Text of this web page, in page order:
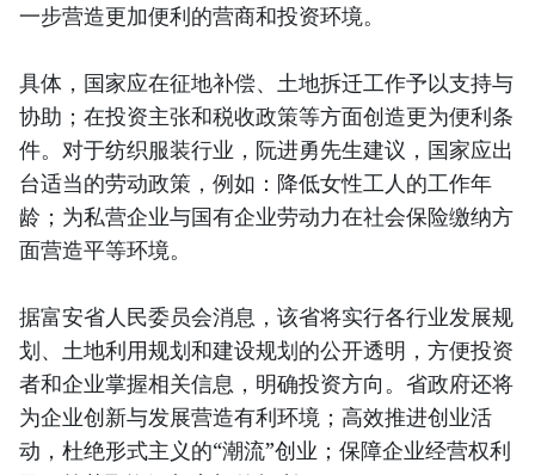
一步营造更加便利的营商和投资环境。
具体，国家应在征地补偿、土地拆迁工作予以支持与
协助；在投资主张和税收政策等方面创造更为便利条
件。对于纺织服装行业，阮进勇先生建议，国家应出
台适当的劳动政策，例如：降低女性工人的工作年
龄；为私营企业与国有企业劳动力在社会保险缴纳方
面营造平等环境。
据富安省人民委员会消息，该省将实行各行业发展规
划、土地利用规划和建设规划的公开透明，方便投资
者和企业掌握相关信息，明确投资方向。省政府还将
为企业创新与发展营造有利环境；高效推进创业活
动，杜绝形式主义的“潮流”创业；保障企业经营权利